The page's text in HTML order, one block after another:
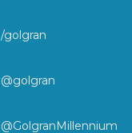
/golgran
@golgran
@GolgranMillennium